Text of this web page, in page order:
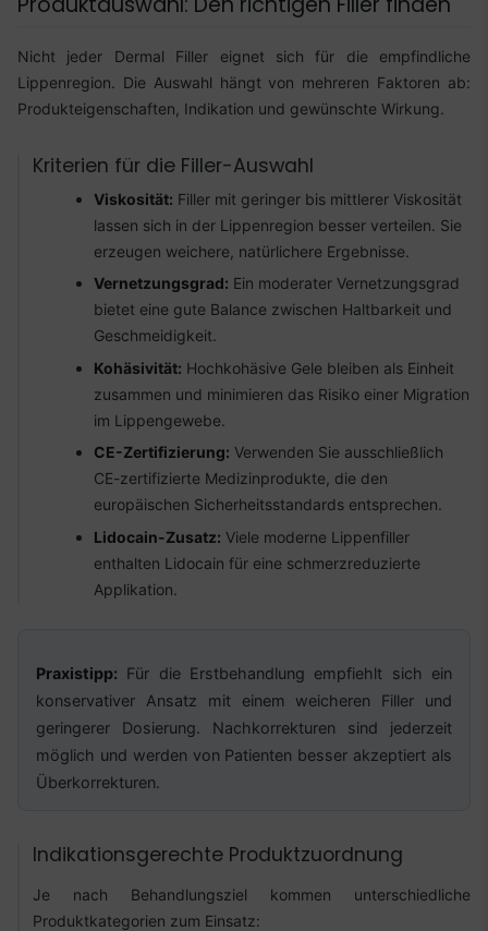
Nicht jeder Dermal Filler eignet sich für die empfindliche
Lippenregion. Die Auswahl hängt von mehreren Faktoren ab:
Produkteigenschaften, Indikation und gewünschte Wirkung.
Kriterien für die Filler-Auswahl
Viskosität: Filler mit geringer bis mittlerer Viskosität
lassen sich in der Lippenregion besser verteilen. Sie
erzeugen weichere, natürlichere Ergebnisse.
Vernetzungsgrad: Ein moderater Vernetzungsgrad
bietet eine gute Balance zwischen Haltbarkeit und
Geschmeidigkeit.
Kohäsivität: Hochkohäsive Gele bleiben als Einheit
zusammen und minimieren das Risiko einer Migration
im Lippengewebe.
CE-Zertifizierung: Verwenden Sie ausschließlich
CE-zertifizierte Medizinprodukte, die den
europäischen Sicherheitsstandards entsprechen.
Lidocain-Zusatz: Viele moderne Lippenfiller
enthalten Lidocain für eine schmerzreduzierte
Applikation.
Praxistipp: Für die Erstbehandlung empfiehlt sich ein
konservativer Ansatz mit einem weicheren Filler und
geringerer Dosierung. Nachkorrekturen sind jederzeit
möglich und werden von Patienten besser akzeptiert als
Überkorrekturen.
Indikationsgerechte Produktzuordnung
Je nach Behandlungsziel kommen unterschiedliche
Produktkategorien zum Einsatz: